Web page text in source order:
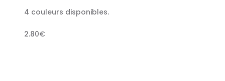
4 couleurs disponibles.
2.80€